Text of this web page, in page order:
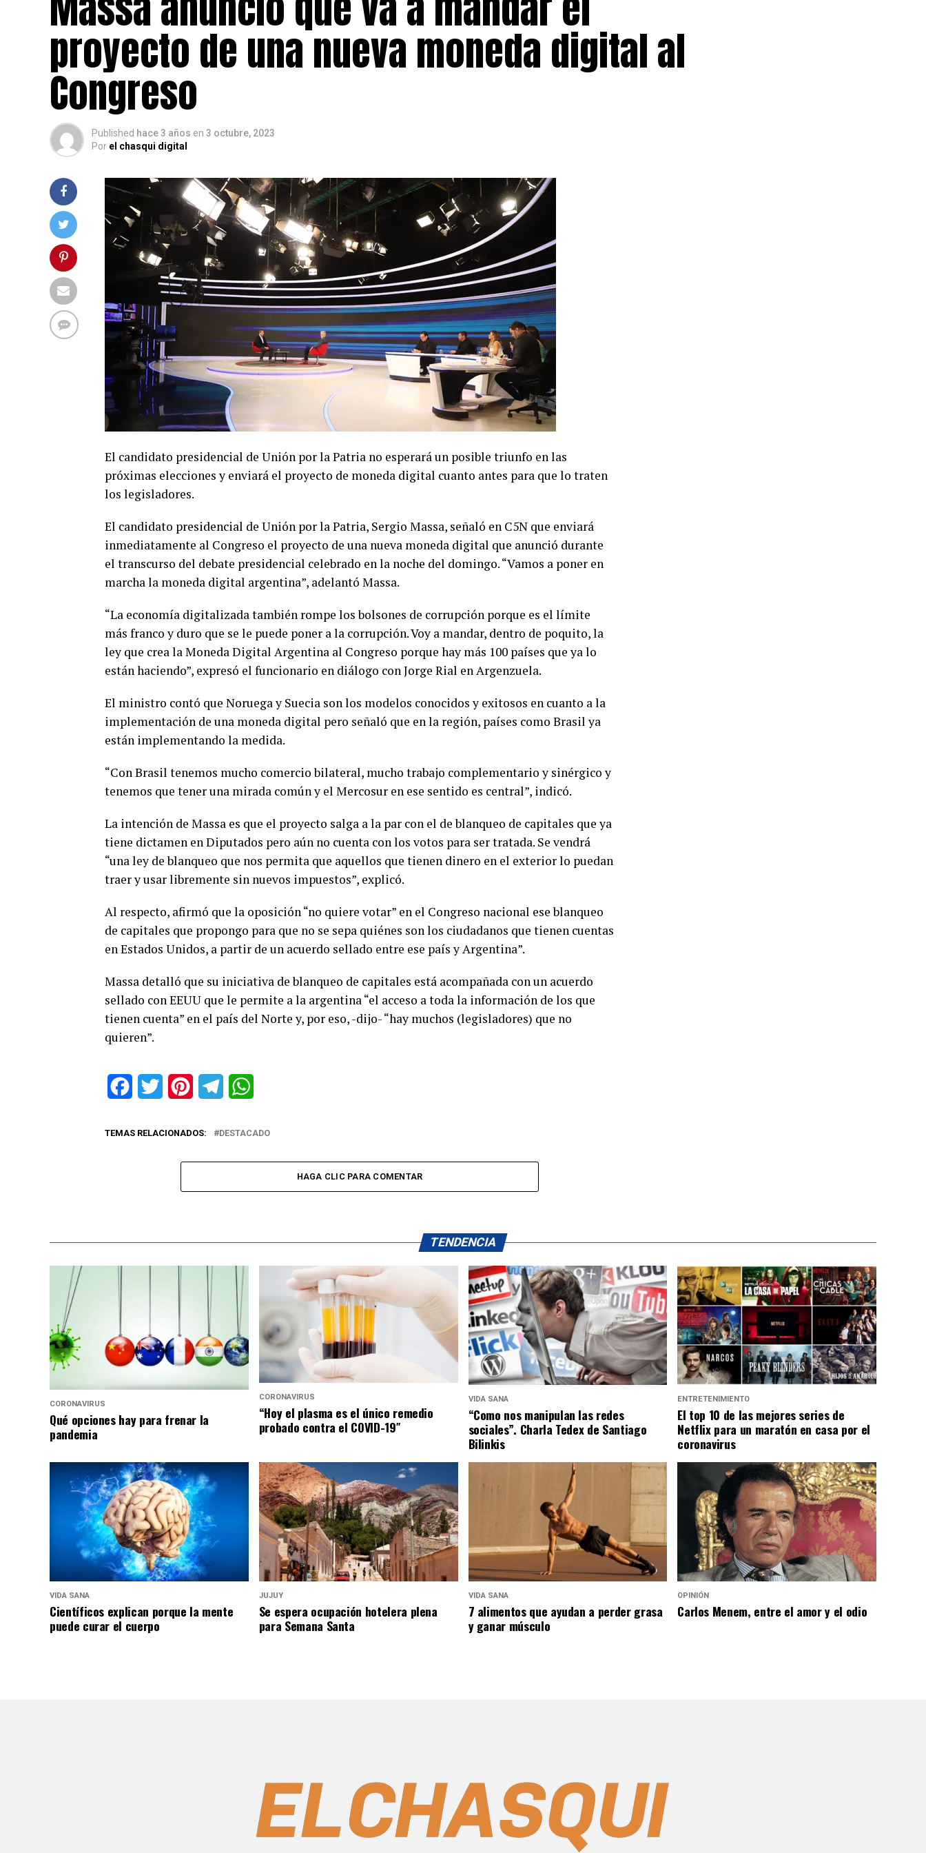
proyecto de una nueva moneda digital al
Congreso
Published hace 3 años en 3 octubre, 2023
Por el chasqui digital
El candidato presidencial de Unión por la Patria no esperará un posible triunfo en las
próximas elecciones y enviará el proyecto de moneda digital cuanto antes para que lo traten
los legisladores.
El candidato presidencial de Unión por la Patria, Sergio Massa, señaló en C5N que enviará
inmediatamente al Congreso el proyecto de una nueva moneda digital que anunció durante
el transcurso del debate presidencial celebrado en la noche del domingo. “Vamos a poner en
marcha la moneda digital argentina”, adelantó Massa.
“La economía digitalizada también rompe los bolsones de corrupción porque es el límite
más franco y duro que se le puede poner a la corrupción. Voy a mandar, dentro de poquito, la
ley que crea la Moneda Digital Argentina al Congreso porque hay más 100 países que ya lo
están haciendo”, expresó el funcionario en diálogo con Jorge Rial en Argenzuela.
El ministro contó que Noruega y Suecia son los modelos conocidos y exitosos en cuanto a la
implementación de una moneda digital pero señaló que en la región, países como Brasil ya
están implementando la medida.
“Con Brasil tenemos mucho comercio bilateral, mucho trabajo complementario y sinérgico y
tenemos que tener una mirada común y el Mercosur en ese sentido es central”, indicó.
La intención de Massa es que el proyecto salga a la par con el de blanqueo de capitales que ya
tiene dictamen en Diputados pero aún no cuenta con los votos para ser tratada. Se vendrá
“una ley de blanqueo que nos permita que aquellos que tienen dinero en el exterior lo puedan
traer y usar libremente sin nuevos impuestos”, explicó.
Al respecto, afirmó que la oposición “no quiere votar” en el Congreso nacional ese blanqueo
de capitales que propongo para que no se sepa quiénes son los ciudadanos que tienen cuentas
en Estados Unidos, a partir de un acuerdo sellado entre ese país y Argentina”.
Massa detalló que su iniciativa de blanqueo de capitales está acompañada con un acuerdo
sellado con EEUU que le permite a la argentina “el acceso a toda la información de los que
tienen cuenta” en el país del Norte y, por eso, -dijo- “hay muchos (legisladores) que no
quieren”.
FacebookTwitter PinterestTelegram
TEMAS RELACIONADOS: DESTACADO
HAGA CLIC PARA COMENTAR
TENDENCIA
CORONAVIRUS
Qué opciones hay para frenar la
pandemia
CORONAVIRUS
“Hoy el plasma es el único remedio
probado contra el COVID-19″
VIDA SANA
“Como nos manipulan las redes
sociales”. Charla Tedex de Santiago
Bilinkis
ENTRETENIMIENTO
El top 10 de las mejores series de
Netflix para un maratón en casa por el
coronavirus
VIDA SANA
Científicos explican porque la mente
puede curar el cuerpo
JUJUY
Se espera ocupación hotelera plena
para Semana Santa
VIDA SANA
7 alimentos que ayudan a perder grasa
y ganar músculo
OPINIÓN
Carlos Menem, entre el amor y el odio